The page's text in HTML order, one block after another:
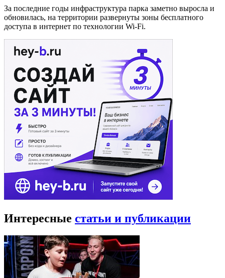
За последние годы инфраструктура парка заметно выросла и
обновилась, на территории развернуты зоны бесплатного
доступа в интернет по технологии Wi-Fi.
Интересные статьи и публикации